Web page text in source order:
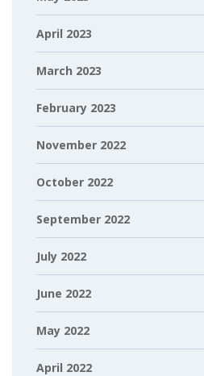
April 2023
March 2023
February 2023
November 2022
October 2022
September 2022
July 2022
June 2022
May 2022
April 2022